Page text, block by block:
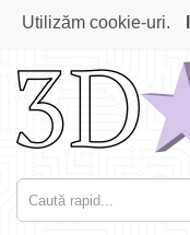
Utilizăm cookie-uri.